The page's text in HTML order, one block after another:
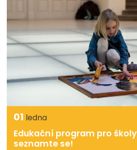
01 ledna
Edukační program pro
seznamte se!